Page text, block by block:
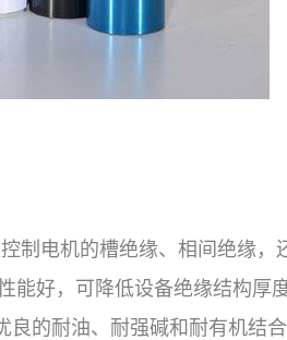
制电机的槽绝缘、相间绝缘，
好，可降低设备绝缘结构厚
的耐油、耐强碱和耐有机结